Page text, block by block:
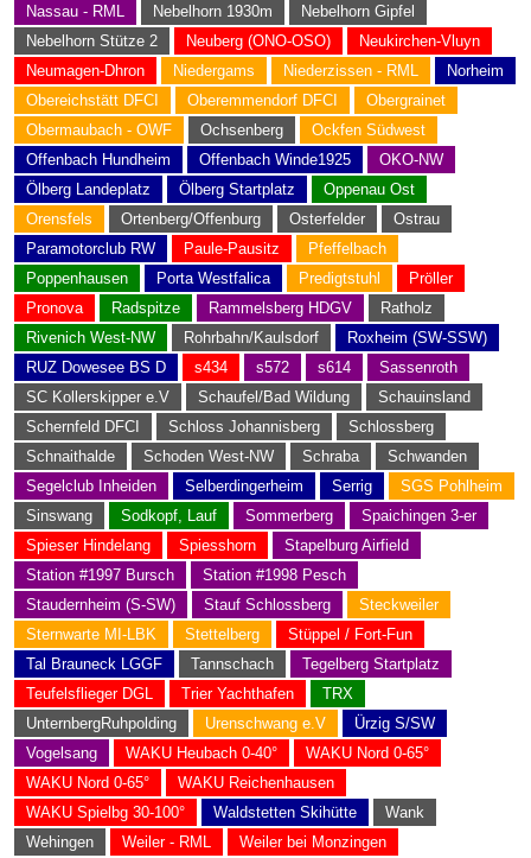
Nassau - RML
Nebelhorn 1930m
Nebelhorn Gipfel
Nebelhorn Stütze 2
Neuberg (ONO-OSO)
Neukirchen-Vluyn
Neumagen-Dhron
Niedergams Niederzissen - RML
Norheim
Obereichstätt DFCI
Oberemmendorf DFCI
Obergrainet
Obermaubach - OWF
Ochsenberg
Ockfen Südwest
Offenbach Hundheim
Offenbach Winde1925
OKO-NW
Ölberg Landeplatz
Ölberg Startplatz
Oppenau Ost
Orensfels
Ortenberg/Offenburg Osterfelder
Ostrau
Paramotorclub RW
Paule-Pausitz
Pfeffelbach
Poppenhausen
Porta Westfalica Predigtstuhl
Pröller
Pronova
Radspitze Rammelsberg HDGV
Ratholz
Rivenich West-NW
Rohrbahn/Kaulsdorf
Roxheim (SW-SSW)
RUZ Dowesee BS D
s434 s572 s614
Sassenroth
SC Kollerskipper e.V
Schaufel/Bad Wildung
Schauinsland
Schernfeld DFCI
Schloss Johannisberg
Schlossberg
Schnaithalde
Schoden West-NW Schraba
Schwanden
Segelclub Inheiden
Selberdingerheim Serrig
SGS Pohlheim
Sinswang
Sodkopf, Lauf Sommerberg
Spaichingen 3-er
Spieser Hindelang
Spiesshorn
Stapelburg Airfield
Station #1997 Bursch
Station #1998 Pesch
Staudernheim (S-SW)
Stauf Schlossberg
Steckweiler
Sternwarte MI-LBK
Stettelberg
Stüppel / Fort-Fun
Tal Brauneck LGGF
Tannschach
Tegelberg Startplatz
Teufelsflieger DGL
Trier Yachthafen
TRX
UnternbergRuhpolding
Urenschwang e.V
Ürzig S/SW
Vogelsang
WAKU Heubach 0-40°
WAKU Nord 0-65°
WAKU Nord 0-65°
WAKU Reichenhausen
WAKU Spielbg 30-100°
Waldstetten Skihütte
Wank
Wehingen
Weiler - RML Weiler bei Monzingen